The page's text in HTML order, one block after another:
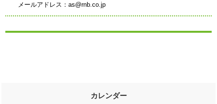
カレンダー
メールアドレス：as@rnb.co.jp